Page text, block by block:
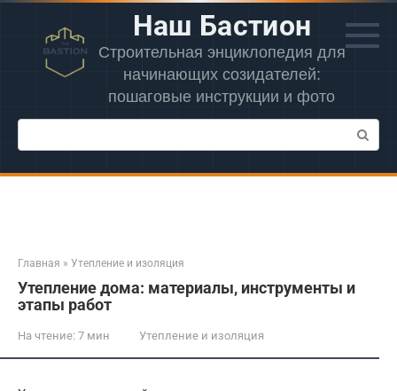
Перейти
контенту
Наш Бастион
Строительная энциклопедия для
начинающих созидателей:
пошаговые инструкции и фото
Поиск:
Главная » Утепление и изоляция
Утепление дома: материалы, инструменты и
этапы работ
На чтение: 7 мин Утепление и изоляция